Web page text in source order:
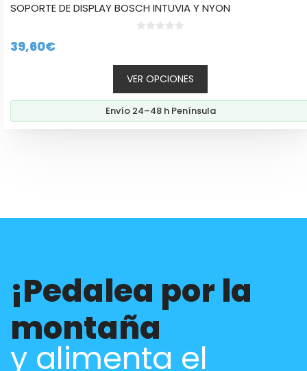
SOPORTE DE DISPLAY BOSCH INTUVIA Y NYON
39,60€
VER OPCIONES
Envío 24–48 h Península
¡Pedalea por la
montaña
y alimenta el